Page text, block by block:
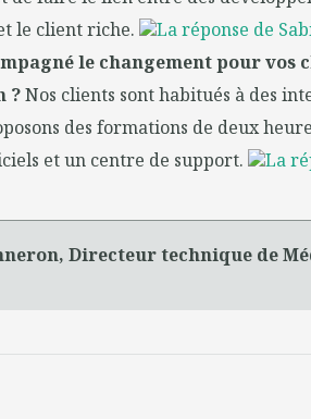
le client riche.
La réponse de
le changement pour
?Nos clients sont habitués à des
des formations de deux
et un centre de support.
La
Directeur technique de